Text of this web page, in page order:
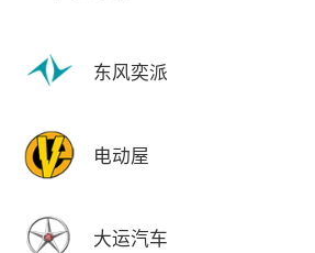
东风奕派
电动屋
大运汽车